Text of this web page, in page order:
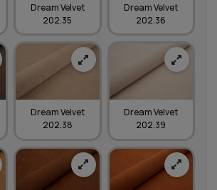
Dream Velvet
202.35
Dream Velvet
202.36
Dream Velvet
202.38
Dream Velvet
202.39